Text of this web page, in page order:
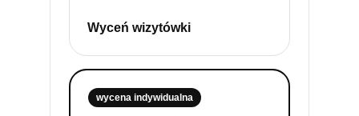
Wyceń wizytówki
wycena indywidualna